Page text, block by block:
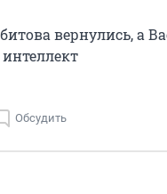
вернулись, а
Обсудить